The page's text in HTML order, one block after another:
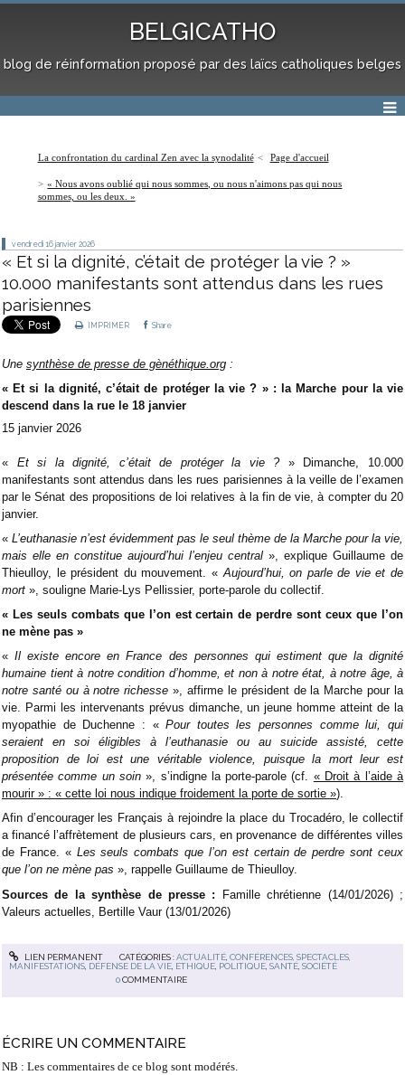
BELGICATHO
blog de réinformation proposé par des laïcs catholiques belges
La confrontation du cardinal Zen avec la synodalité Page d'accueil
« Nous avons oublié qui nous sommes, ou nous n'aimons pas qui nous
sommes, ou les deux. »
vendredi 16 janvier 2026
« Et si la dignité, c’était de protéger la vie ? »
10.000 manifestants sont attendus dans les rues
parisiennes
IMPRIMER Share
Une synthèse de presse de gènéthique.org :
« Et si la dignité, c’était de protéger la vie ? » : la Marche pour la vie
descend dans la rue le 18 janvier
15 janvier 2026
« Et si la dignité, c’était de protéger la vie ?» Dimanche, 10.000
manifestants sont attendus dans les rues parisiennes à la veille de l’examen
par le Sénat des propositions de loi relatives à la fin de vie, à compter du 20
janvier.
« L’euthanasie n’est évidemment pas le seul thème de la Marche pour la vie,
mais elle en constitue aujourd’hui l’enjeu central », explique Guillaume de
Thieulloy, le président du mouvement. «Aujourd’hui, on parle de vie et de
mort », souligne Marie-Lys Pellissier, porte-parole du collectif.
« Les seuls combats que l’on est certain de perdre sont ceux que l’on
ne mène pas »
«Il existe encore en France des personnes qui estiment que la dignité
humaine tient à notre condition d’homme, et non à notre état, à notre âge, à
notre santé ou à notre richesse », affirme le président de la Marche pour la
vie. Parmi les intervenants prévus dimanche, un jeune homme atteint de la
myopathie de Duchenne : «Pour toutes les personnes comme lui, qui
seraient en soi éligibles à l’euthanasie ou au suicide assisté, cette
proposition de loi est une véritable violence, puisque la mort leur est
présentée comme un soin», s’indigne la porte-parole (cf. « Droit à l’aide à
mourir » : « cette loi nous indique froidement la porte de sortie »).
Afin d’encourager les Français à rejoindre la place du Trocadéro, le collectif
a financé l’affrètement de plusieurs cars, en provenance de différentes villes
de France. « Les seuls combats que l’on est certain de perdre sont ceux
que l’on ne mène pas », rappelle Guillaume de Thieulloy.
Sources de la synthèse de presse : Famille chrétienne (14/01/2026) ;
Valeurs actuelles, Bertille Vaur (13/01/2026)
LIEN PERMANENT CATÉGORIES :ACTUALITÉ, CONFÉRENCES, SPECTACLES,
MANIFESTATIONS DÉFENSE DE LA VIE ETHIQUE POLITIQUE ,SANTÉ ,SOCIÉTÉ
0 COMMENTAIRE
ÉCRIRE UN COMMENTAIRE
NB : Les commentaires de ce blog sont modérés.